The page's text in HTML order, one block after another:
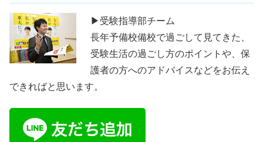
▶受験指導部チーム
長年予備校備校で過ごして見てきた、
受験生活の過ごし方のポイントや、保
護者の方へのアドバイスなどをお伝え
できればと思います。